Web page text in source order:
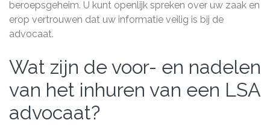
beroepsgeheim. U kunt openlijk spreken over uw zaak en
erop vertrouwen dat uw informatie veilig is bij de
advocaat.
Wat zijn de voor- en nadelen
van het inhuren van een LSA
advocaat?